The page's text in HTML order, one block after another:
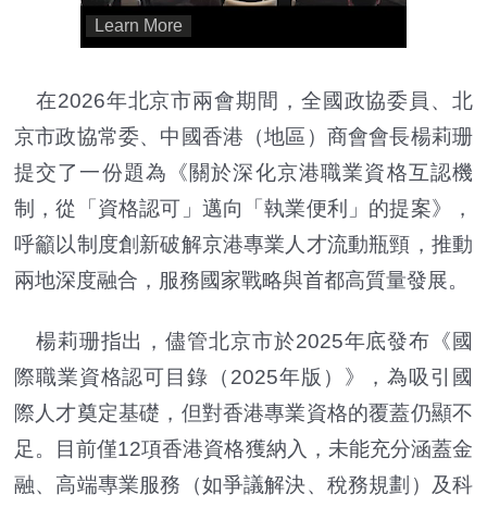
在2026年北京市兩會期間，全國政協委員、北
京市政協常委、中國香港（地區）商會會長楊莉珊
提交了一份題為《關於深化京港職業資格互認機
制，從「資格認可」邁向「執業便利」的提案》，
呼籲以制度創新破解京港專業人才流動瓶頸，推動
兩地深度融合，服務國家戰略與首都高質量發展。
楊莉珊指出，儘管北京市於2025年底發布《國
際職業資格認可目錄（2025年版）》，為吸引國
際人才奠定基礎，但對香港專業資格的覆蓋仍顯不
足。目前僅12項香港資格獲納入，未能充分涵蓋金
融、高端專業服務（如爭議解決、稅務規劃）及科